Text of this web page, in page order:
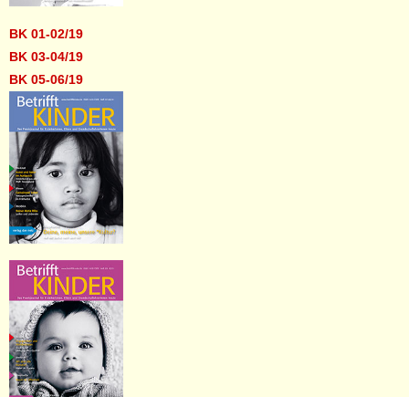
BK 01-02/19
BK 03-04/19
BK 05-06/19